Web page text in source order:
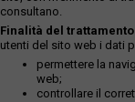
consultano.
Finalità del
utenti del sito web i dati
permettere la
web;
controllare il